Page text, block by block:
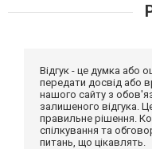
Відгук - це думка або
передати досвід або
нашого сайту з
залишеного відгука.
правильне рішення.
спілкування та
питань, що цікавлять.